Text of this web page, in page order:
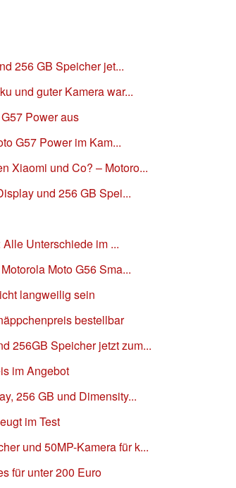
256 GB Speicher jet...
und guter Kamera war...
Power aus
G57 Power im Kam...
Xiaomi und Co? – Motoro...
und 256 GB Spei...
Unterschiede im ...
Moto G56 Sma...
langweilig sein
bestellbar
256GB Speicher jetzt zum...
im Angebot
256 GB und Dimensity...
im Test
und 50MP-Kamera für k...
für unter 200 Euro